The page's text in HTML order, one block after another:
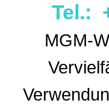
Tel.:
MGM-